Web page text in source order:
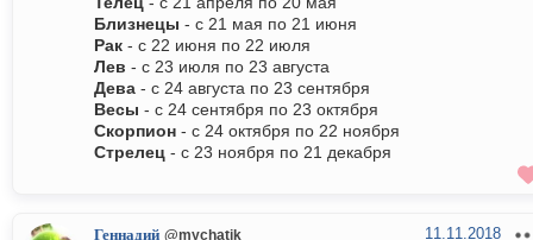
Близнецы - с 21 мая по 21 июня
Рак - с 22 июня по 22 июля
Лев - с 23 июля по 23 августа
Дева - с 24 августа по 23 сентября
Весы - с 24 сентября по 23 октября
Скорпион - с 24 октября по 22 ноября
Стрелец - с 23 ноября по 21 декабря
Геннадий @mychatik 11.11.2018